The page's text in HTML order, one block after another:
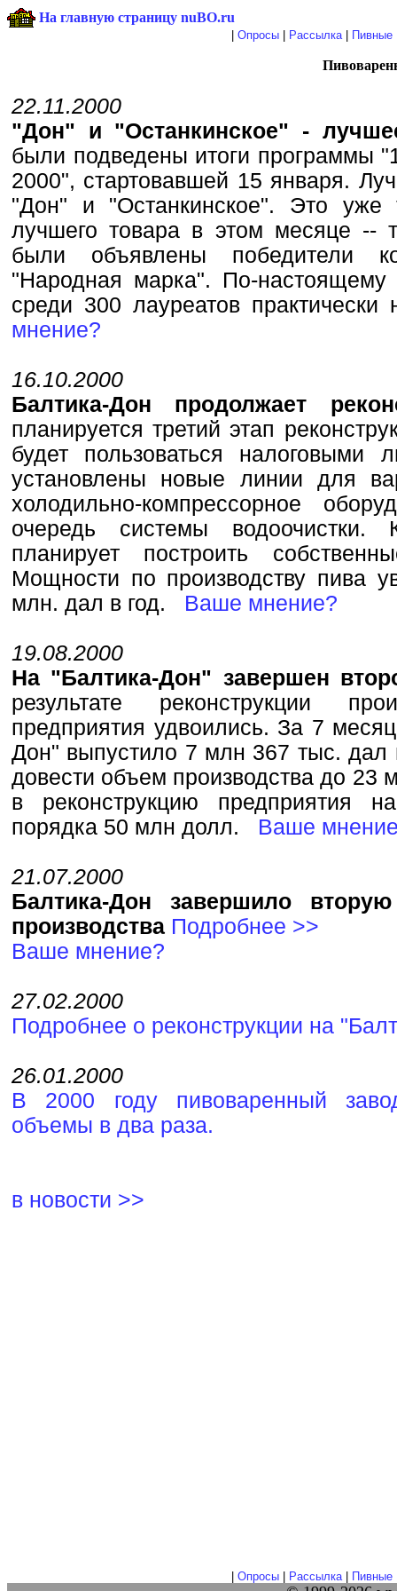
На главную страницу nuBO.ru
Опросы| Рассылка| Пивные
22.11.2000
"Дон" и "Останкинское" -
были подведены итоги программы
2000", стартовавшей 15 января.
"Дон" и "Останкинское". Это уже
лучшего товара в этом месяце --
были объявлены победители
"Народная марка". По-настоящему
среди 300 лауреатов практически
мнение?
16.10.2000
Балтика-Дон продолжает
планируется третий этап
будет пользоваться налоговыми
установлены новые линии для
холодильно-компрессорное
очередь системы водоочистки.
планирует построить
Мощности по производству пива
млн. дал в год. Ваше мнение?
19.08.2000
На "Балтика-Дон" завершен
результате реконструкции
предприятия удвоились. За 7
Дон" выпустило 7 млн 367 тыс. дал
довести объем производства до 23
в реконструкцию предприятия
порядка 50 млн долл. Ваше
21.07.2000
Балтика-Дон завершило
производства Подробнее >>
Ваше мнение?
27.02.2000
Подробнее о реконструкции на
26.01.2000
В 2000 году пивоваренный
объемы в два раза.
в новости >>
Опросы| Рассылка| Пивные